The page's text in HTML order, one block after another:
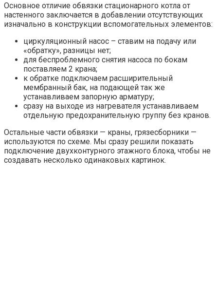
Основное отличие обвязки стационарного котла от
настенного заключается в добавлении отсутствующих
изначально в конструкции вспомогательных элементов:
циркуляционный насос – ставим на подачу или
«обратку», разницы нет;
для беспроблемного снятия насоса по бокам
поставляем 2 крана;
к обратке подключаем расширительный
мембранный бак, на подающей так же
устанавливаем запорную арматуру;
сразу на выходе из нагревателя устанавливаем
отдельную предохранительную группу без кранов.
Остальные части обвязки — краны, грязесборники —
используются по схеме. Мы сразу решили показать
подключение двухконтурного этажного блока, чтобы не
создавать несколько одинаковых картинок.